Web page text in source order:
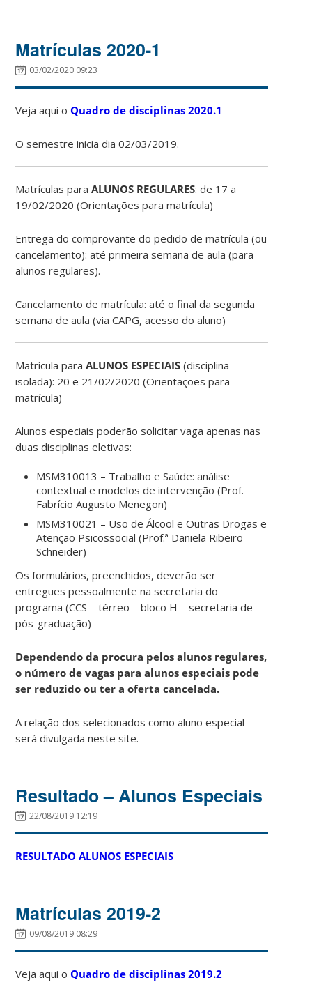
Matrículas 2020-1
03/02/2020 09:23
Veja aqui oQuadro de disciplinas 2020.1
O semestre inicia dia 02/03/2019.
Matrículas paraALUNOS REGULARES: de 17 a
19/02/2020 (Orientações para matrícula)
Entrega do comprovante do pedido de matrícula (ou
cancelamento): até primeira semana de aula (para
alunos regulares).
Cancelamento de matrícula: até o final da segunda
semana de aula (via CAPG, acesso do aluno)
Matrícula paraALUNOS ESPECIAIS (disciplina
isolada): 20 e 21/02/2020 (Orientações para
matrícula)
Alunos especiais poderão solicitar vaga apenas nas
duas disciplinas eletivas:
MSM310013 – Trabalho e Saúde: análise
contextual e modelos de intervenção (Prof.
Fabrício Augusto Menegon)
MSM310021 – Uso de Álcool e Outras Drogas e
Atenção Psicossocial (Prof.ª Daniela Ribeiro
Schneider)
Os formulários, preenchidos, deverão ser
entregues pessoalmente na secretaria do
programa (CCS – térreo – bloco H – secretaria de
pós-graduação)
Dependendo da procura pelos alunos regulares,
o número de vagas para alunos especiais pode
ser reduzido ou ter a oferta cancelada.
A relação dos selecionados como aluno especial
será divulgada neste site.
Resultado – Alunos Especiais
22/08/2019 12:19
RESULTADO ALUNOS ESPECIAIS
Matrículas 2019-2
09/08/2019 08:29
Veja aqui oQuadro de disciplinas 2019.2